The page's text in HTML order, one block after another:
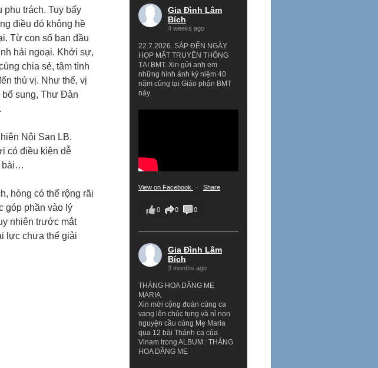
trách. Tuy bấy
điều đó không hề
Từ con số ban đầu
hải ngoại. Khởi sự,
chia sẻ, tâm tình
thú vị. Như thế, vị
bổ sung, Thư Đàn
Nội San LB.
có điều kiện dễ
bài…
hòng có thể rộng rãi
góp phần vào lý
nhiên trước mắt
lực chưa thể giải
Gia Đình Lâm
Bích
4 weeks ago
22.7.2026. SẮP ĐẾN NGÀY
HỌP MẶT TRUYỀN THỐNG
TẠI BMT. Xin gửi anh em
những hình ảnh kỷ niệm 40
năm cũng tại Giáo phận BMT
này.
View on Facebook · Share
0 0 0
Gia Đình Lâm
Bích
3 months ago
THÁNG HOA DÂNG MẸ
MARIA.
Xin mời cộng đoàn cùng ca
vang lên chúc tụng và nỉ non
nguyện cầu cùng Mẹ Maria
qua 12 bài Thánh ca của
Vinam trong ALBUM : THÁNG
HOA DÂNG MẸ